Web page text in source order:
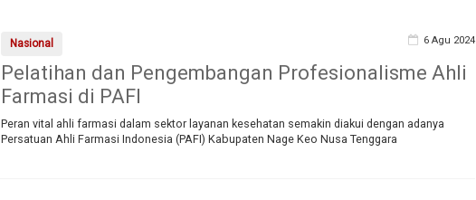
Nasional 6 Agu 2024
Pelatihan dan Pengembangan Profesionalisme Ahli
Farmasi di PAFI
Peran vital ahli farmasi dalam sektor layanan kesehatan semakin diakui dengan adanya
Persatuan Ahli Farmasi Indonesia (PAFI) Kabupaten Nage Keo Nusa Tenggara